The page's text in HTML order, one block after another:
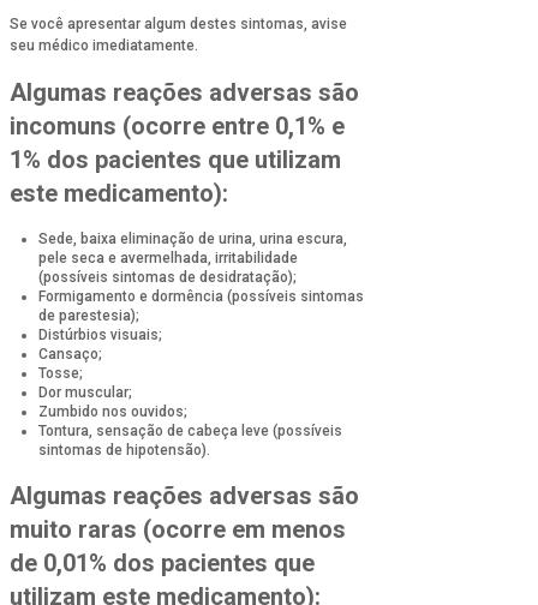
Se você apresentar algum destes sintomas, avise
seu médico imediatamente.
Algumas reações adversas são
incomuns (ocorre entre 0,1% e
1% dos pacientes que utilizam
este medicamento):
Sede, baixa eliminação de urina, urina escura,
pele seca e avermelhada, irritabilidade
(possíveis sintomas de desidratação);
Formigamento e dormência (possíveis sintomas
de parestesia);
Distúrbios visuais;
Cansaço;
Tosse;
Dor muscular;
Zumbido nos ouvidos;
Tontura, sensação de cabeça leve (possíveis
sintomas de hipotensão).
Algumas reações adversas são
muito raras (ocorre em menos
de 0,01% dos pacientes que
utilizam este medicamento):